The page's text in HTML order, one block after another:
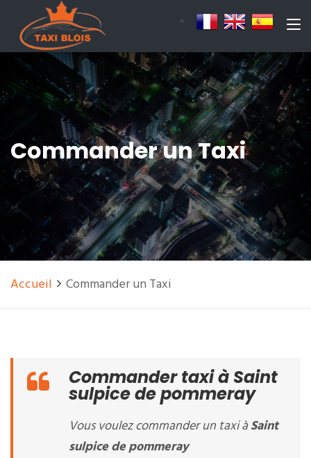
Commander un Taxi
Accueil Commander un Taxi
Commander taxi à Saint
sulpice de pommeray
Vous voulez commander un taxi àSaint
sulpice de pommeray